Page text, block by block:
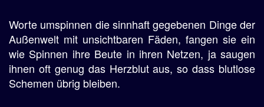
Worte umspinnen die sinnhaft gegebenen Dinge der
Außenwelt mit unsichtbaren Fäden, fangen sie ein
wie Spinnen ihre Beute in ihren Netzen, ja saugen
ihnen oft genug das Herzblut aus, so dass blutlose
Schemen übrig bleiben.